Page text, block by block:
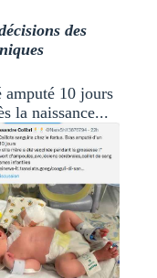
des
amputé 10 jours
la naissance...